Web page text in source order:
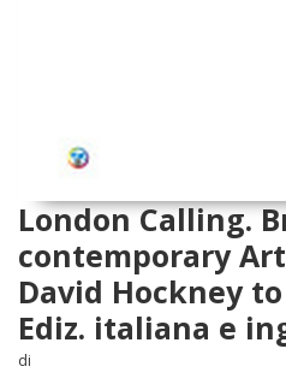
London Calling.
contemporary
David Hockney
Ediz. italiana e
di